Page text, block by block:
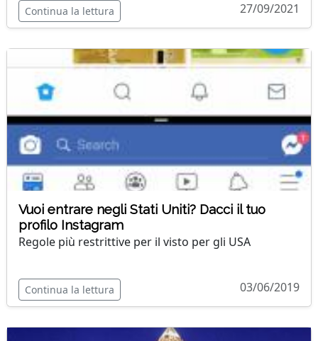
Continua la lettura 27/09/2021
Vuoi entrare negli Stati Uniti? Dacci il tuo
profilo Instagram
Regole più restrittive per il visto per gli USA
Continua la lettura 03/06/2019